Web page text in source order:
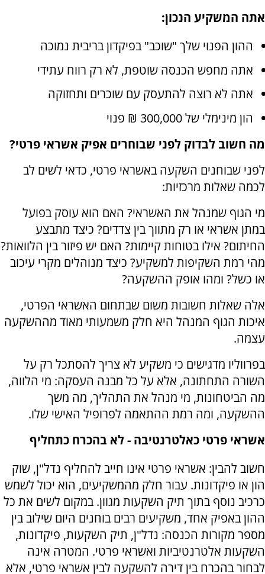
אתה המשקיע הנכון:
ההון הפנוי שלך "שוכב" בפיקדון בריבית נמוכה
אתה מחפש הכנסה שוטפת, לא רק רווח עתידי
אתה לא רוצה להתעסק עם שוכרים ותחזוקה
הון מינימלי של 300,000 ₪ פנוי
מה חשוב לבדוק לפני שבוחרים אפיק אשראי פרטי?
לפני שבוחנים השקעה באשראי פרטי, כדאי לשים לב
לכמה שאלות מרכזיות:
מי הגוף שמנהל את האשראי? האם הוא עוסק בפועל
במתן אשראי או רק מתווך בין צדדים? כיצד מתבצע
החיתום? אילו בטוחות קיימות? האם יש פיזור בין הלוואות?
מהי רמת השקיפות למשקיע? כיצד מנוהלים מקרי עיכוב
או כשל? ומהו אופק ההשקעה?
אלה שאלות חשובות משום שבתחום האשראי הפרטי,
איכות הגוף המנהל היא חלק משמעותי מאוד מההשקעה
עצמה.
בפרווליו מדגישים כי משקיע לא צריך להסתכל רק על
השורה התחתונה, אלא על כל מבנה העסקה: מי הלווה,
מה הביטחונות, מי מנהל את התהליך, מה משך
ההשקעה, ומה רמת ההתאמה לפרופיל האישי שלו.
אשראי פרטי כאלטרנטיבה - לא בהכרח כתחליף
חשוב להבין: אשראי פרטי אינו חייב להחליף נדל"ן, שוק
הון או פיקדונות. עבור חלק מהמשקיעים, הוא יכול לשמש
כרכיב נוסף בתוך תיק השקעות מגוון. במקום לשים את כל
ההון באפיק אחד, משקיעים רבים בוחנים היום שילוב בין
מספר מקורות הכנסה: נדל"ן, תיק השקעות, פיקדונות,
השקעות אלטרנטיביות ואשראי פרטי. המטרה אינה
לבחור בהכרח בין דירה להשקעה לבין אשראי פרטי, אלא